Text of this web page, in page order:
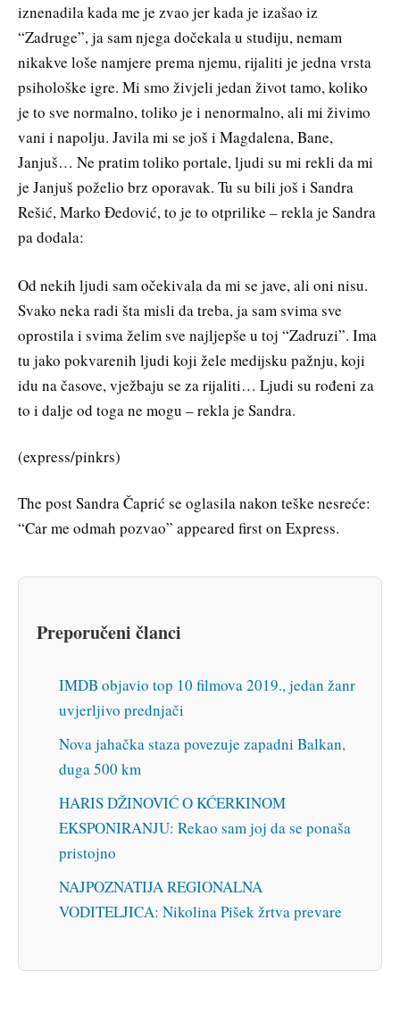
iznenadila kada me je zvao jer kada je izašao iz
“Zadruge”, ja sam njega dočekala u studiju, nemam
nikakve loše namjere prema njemu, rijaliti je jedna vrsta
psihološke igre. Mi smo živjeli jedan život tamo, koliko
je to sve normalno, toliko je i nenormalno, ali mi živimo
vani i napolju. Javila mi se još i Magdalena, Bane,
Janjuš… Ne pratim toliko portale, ljudi su mi rekli da mi
je Janjuš poželio brz oporavak. Tu su bili još i Sandra
Rešić, Marko Đedović, to je to otprilike – rekla je Sandra
pa dodala:
Od nekih ljudi sam očekivala da mi se jave, ali oni nisu.
Svako neka radi šta misli da treba, ja sam svima sve
oprostila i svima želim sve najljepše u toj “Zadruzi”. Ima
tu jako pokvarenih ljudi koji žele medijsku pažnju, koji
idu na časove, vježbaju se za rijaliti… Ljudi su rođeni za
to i dalje od toga ne mogu – rekla je Sandra.
(express/pinkrs)
The post Sandra Čaprić se oglasila nakon teške nesreće:
“Car me odmah pozvao” appeared first on Express.
Preporučeni članci
IMDB objavio top 10 filmova 2019., jedan žanr
uvjerljivo prednjači
Nova jahačka staza povezuje zapadni Balkan,
duga 500 km
HARIS DŽINOVIĆ O KĆERKINOM
EKSPONIRANJU: Rekao sam joj da se ponaša
pristojno
NAJPOZNATIJA REGIONALNA
VODITELJICA: Nikolina Pišek žrtva prevare